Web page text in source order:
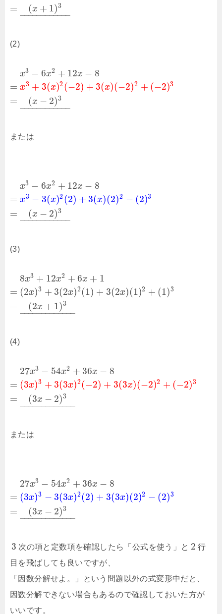
= (x + 1)3
– –
––––––––––
(2)
x3 − 6x2 + 12x − 8
= x3 + 3(x)2(−2) + 3(x)(−2)2 + (−2)3
= (x − 2)3
– –
––––––––––
または
x3 − 6x2 + 12x − 8
= x3 − 3(x)2(2) + 3(x)(2)2 − (2)3
= (x − 2)3
– –
––––––––––
(3)
8x3 + 12x2 + 6x + 1
= (2x)3 + 3(2x)2(1) + 3(2x)(1)2 + (1)3
= (2x + 1)3
– –
–––––––––––
(4)
27x3 − 54x2 + 36x − 8
= (3x)3 + 3(3x)2(−2) + 3(3x)(−2)2 + (−2)3
= (3x − 2)3
– –
–––––––––––
または
27x3 − 54x2 + 36x − 8
= (3x)3 − 3(3x)2(2) + 3(3x)(2)2 − (2)3
= (3x − 2)3
– –
–––––––––––
3 次の項と定数項を確認したら「公式を使う」と 2 行
目を飛ばしても良いですが、
「因数分解せよ。」という問題以外の式変形中だと、
因数分解できない場合もあるので確認しておいた方が
いいです。